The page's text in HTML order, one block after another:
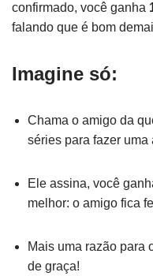
confirmado, você ganha
falando que é bom
Imagine só:
Chama o amigo da
séries para fazer uma
Ele assina, você
melhor: o amigo fica
Mais uma razão para
de graça!